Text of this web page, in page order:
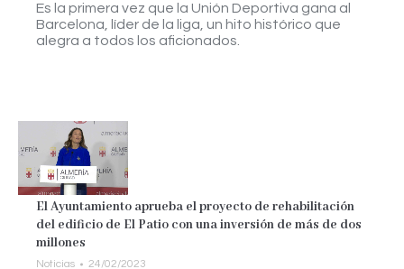
Es la primera vez que la Unión Deportiva gana al
Barcelona, líder de la liga, un hito histórico que
alegra a todos los aficionados.
El Ayuntamiento aprueba el proyecto de rehabilitación
del edificio de El Patio con una inversión de más de dos
millones
Noticias 24/02/2023